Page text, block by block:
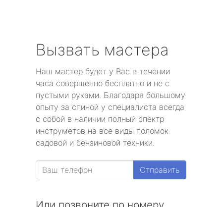
Вызвать мастера
Наш мастер будет у Вас в течении
часа совершенно бесплатно и не с
пустыми руками. Благодаря большому
опыту за спиной у специалиста всегда
с собой в наличии полный спектр
инструметов на все виды поломок
садовой и бензиновой техники.
Отправить